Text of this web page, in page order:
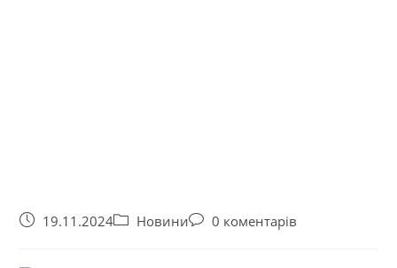
19.11.2024 Новини 0 коментарів